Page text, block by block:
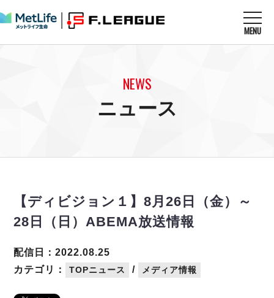
MENU
U-23選抜
メディア情報
フットサル日本代表
戦績表
警告・退場・出場停止選手
個人ランキング｜ゴール
個人ランキング｜シュート
個人ランキング｜シュート成功率
エスポラーダ北海道
バルドラール浦安
しながわシティ
立川アスレティックFC
ペスカドーラ町田
アリーナ情報 ARENA
リーグ概要 ABOUT US
NEWS
ニュース
【ディビジョン１】8月26日（金）～
28日（日）ABEMA放送情報
カテゴリ： TOPニュース / メディア情報
配信日：2022.08.25